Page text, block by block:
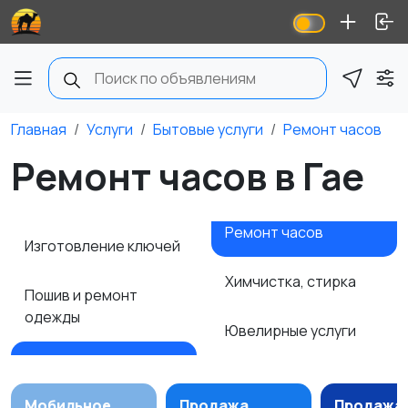
Главная Услуги Бытовые услуги Ремонт часов
Ремонт часов в Гае
Изготовление ключей
Пошив и ремонт
одежды
Ремонт часов
Химчистка, стирка
Ювелирные услуги